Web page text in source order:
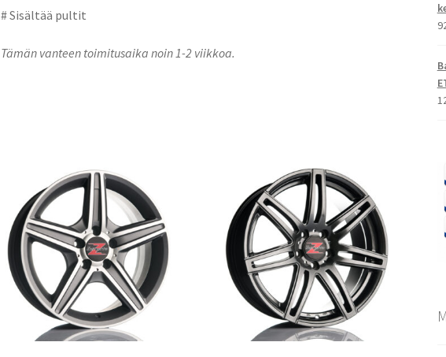
# Sisältää pultit
Tämän vanteen toimitusaika noin 1-2 viikkoa.